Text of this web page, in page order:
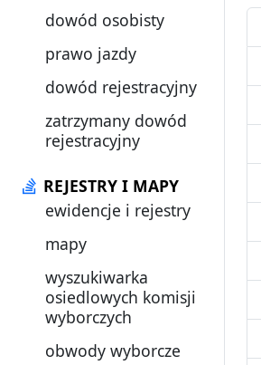
dowód osobisty
prawo jazdy
dowód rejestracyjny
zatrzymany dowód
rejestracyjny
REJESTRY I MAPY
ewidencje i rejestry
mapy
wyszukiwarka
osiedlowych komisji
wyborczych
obwody wyborcze